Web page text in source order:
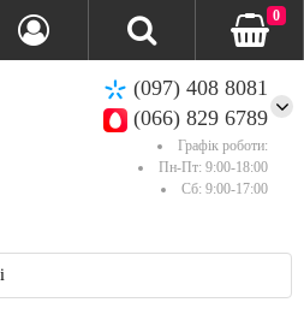
(097) 408 8081
(066) 829 6789
Графік роботи:
Пн-Пт: 9:00-18:00
Сб: 9:00-17:00
0